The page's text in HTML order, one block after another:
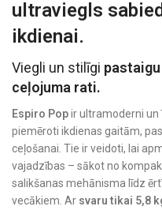
ultraviegls
ikdienai.
Viegli un stilīgi
ceļojuma rati.
Espiro Popir ultramoderni un
piemēroti ikdienas gaitām,
ceļošanai. Tie ir veidoti, lai
vajadzības – sākot no
salikšanas mehānisma līdz
vecākiem. Ar svaru tikai 5,8